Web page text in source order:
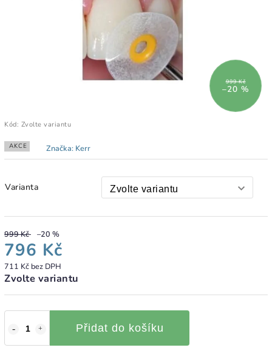
999 Kč
–20 %
Kód: Zvolte variantu
AKCE Značka: Kerr
Varianta
999 Kč –20 %
796 Kč
711 Kč bez DPH
Zvolte variantu
Přidat do košíku